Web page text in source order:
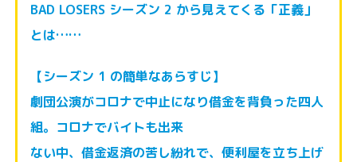
BAD LOSERS シーズン 2 から見えてくる「正義」
とは……
【シーズン 1 の簡単なあらすじ】
劇団公演がコロナで中止になり借金を背負った四人
組。コロナでバイトも出来
ない中、借金返済の苦し紛れで、便利屋を立ち上げ